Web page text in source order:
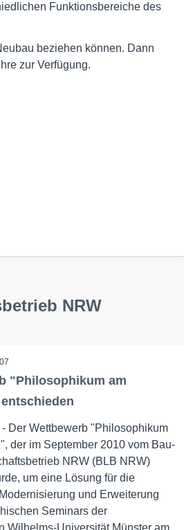
Funktionsbereiche des
beziehen können. Dann
zur Verfügung.
NRW
"Philosophikum am
Der Wettbewerb "Philosophikum
der im September 2010 vom Bau-
NRW (BLB NRW)
um eine Lösung für die
und Erweiterung
Seminars der
Wilhelms-Universität Münster am